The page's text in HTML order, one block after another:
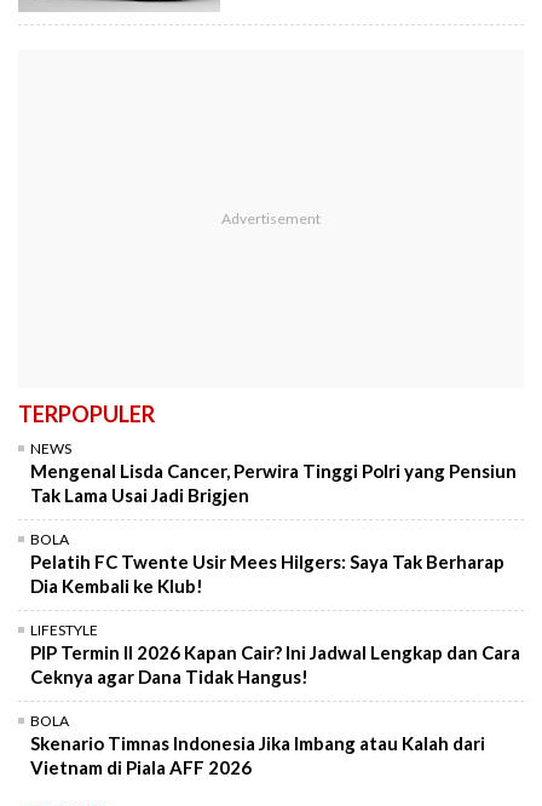
TERPOPULER
NEWS
Mengenal Lisda Cancer, Perwira Tinggi Polri yang Pensiun
Tak Lama Usai Jadi Brigjen
BOLA
Pelatih FC Twente Usir Mees Hilgers: Saya Tak Berharap
Dia Kembali ke Klub!
LIFESTYLE
PIP Termin II 2026 Kapan Cair? Ini Jadwal Lengkap dan Cara
Ceknya agar Dana Tidak Hangus!
BOLA
Skenario Timnas Indonesia Jika Imbang atau Kalah dari
Vietnam di Piala AFF 2026